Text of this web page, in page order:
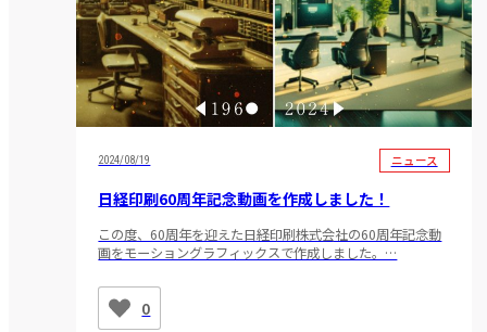
2024/08/19 ニュース
日経印刷60周年記念動画を作成しました！
この度、60周年を迎えた日経印刷株式会社の60周年記念動
画をモーショングラフィックスで作成しました。…
0